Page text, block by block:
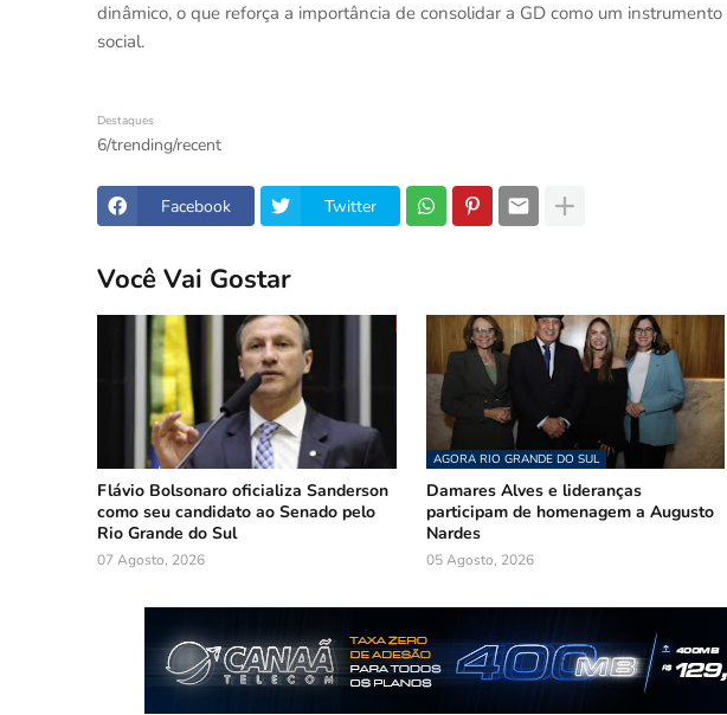
dinâmico, o que reforça a importância de consolidar a GD como um
social.
Destaques
6/trending/recent
Facebook Twitter
Você Vai Gostar
Flávio Bolsonaro oficializa Sanderson
como seu candidato ao Senado pelo
Rio Grande do Sul
07 Agosto, 2026
AGORA RIO GRANDE DO SUL
Damares Alves e lideranças
participam de homenagem a Augusto
Nardes
05 Agosto, 2026